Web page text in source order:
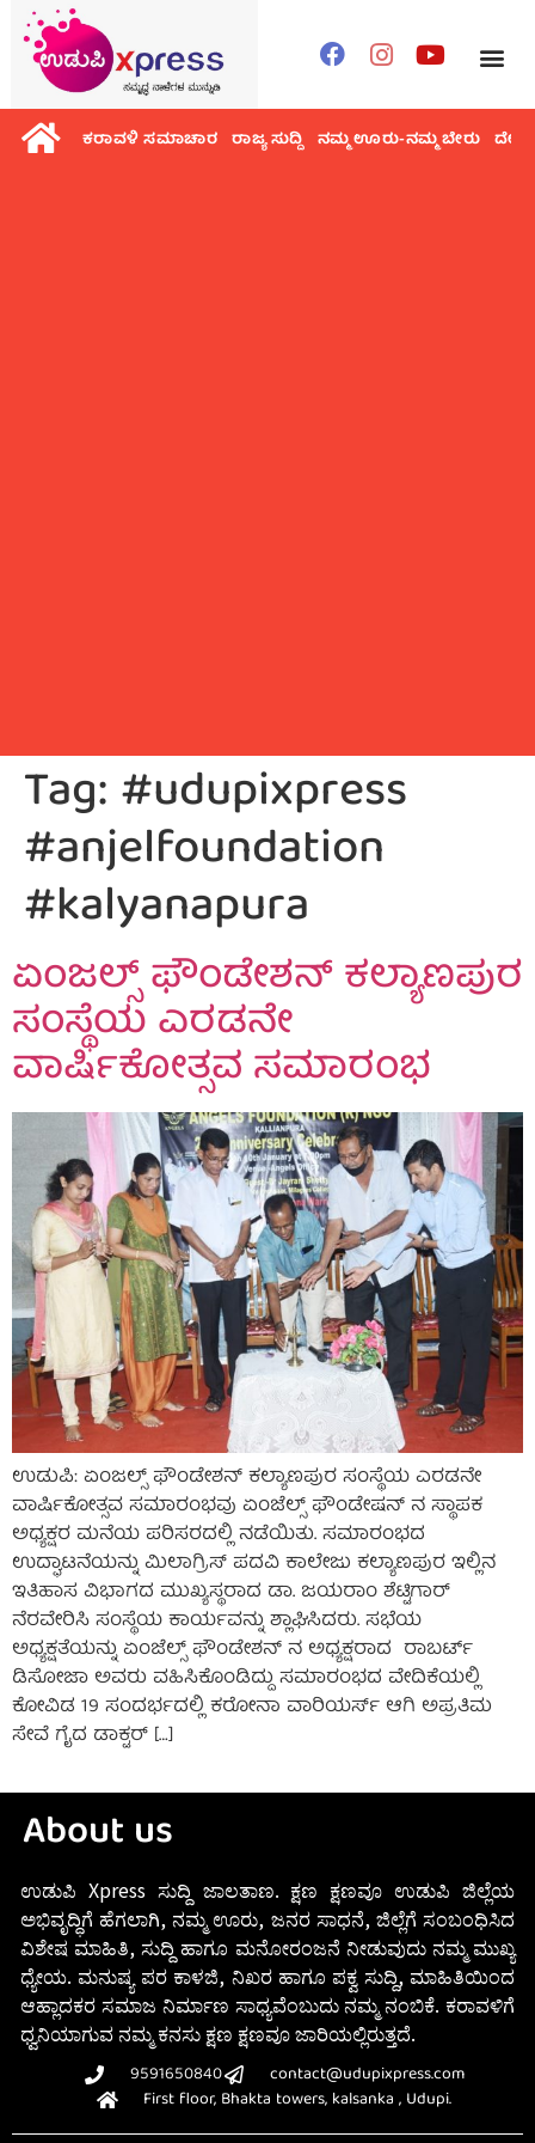
ಕರಾವಳಿ ಸಮಾಚಾರ ರಾಜ್ಯ ಸುದ್ದಿ ನಮ್ಮ ಊರು-ನಮ್ಮ ಬೇರು ದೇಶ
Tag:#udupixpress
#anjelfoundation
#kalyanapura
ಏಂಜಲ್ಸ್ ಫೌಂಡೇಶನ್ ಕಲ್ಯಾಣಪುರ
ಸಂಸ್ಥೆಯ ಎರಡನೇ
ವಾರ್ಷಿಕೋತ್ಸವ ಸಮಾರಂಭ
ಉಡುಪಿ: ಏಂಜಲ್ಸ್ ಫೌಂಡೇಶನ್ ಕಲ್ಯಾಣಪುರ ಸಂಸ್ಥೆಯ ಎರಡನೇ
ವಾರ್ಷಿಕೋತ್ಸವ ಸಮಾರಂಭವು ಏಂಜೆಲ್ಸ್ ಫೌಂಡೇಷನ್ ನ ಸ್ಥಾಪಕ
ಅಧ್ಯಕ್ಷರ ಮನೆಯ ಪರಿಸರದಲ್ಲಿ ನಡೆಯಿತು. ಸಮಾರಂಭದ
ಉದ್ಘಾಟನೆಯನ್ನು ಮಿಲಾಗ್ರಿಸ್ ಪದವಿ ಕಾಲೇಜು ಕಲ್ಯಾಣಪುರ ಇಲ್ಲಿನ
ಇತಿಹಾಸ ವಿಭಾಗದ ಮುಖ್ಯಸ್ಥರಾದ ಡಾ. ಜಯರಾಂ ಶೆಟ್ಟಿಗಾರ್
ನೆರವೇರಿಸಿ ಸಂಸ್ಥೆಯ ಕಾರ್ಯವನ್ನು ಶ್ಲಾಘಿಸಿದರು. ಸಭೆಯ
ಅಧ್ಯಕ್ಷತೆಯನ್ನು ಏಂಜೆಲ್ಸ್ ಫೌಂಡೇಶನ್ ನ ಅಧ್ಯಕ್ಷರಾದ ರಾಬರ್ಟ್
ಡಿಸೋಜಾ ಅವರು ವಹಿಸಿಕೊಂಡಿದ್ದು ಸಮಾರಂಭದ ವೇದಿಕೆಯಲ್ಲಿ
ಕೋವಿಡ 19 ಸಂದರ್ಭದಲ್ಲಿ ಕರೋನಾ ವಾರಿಯರ್ಸ್ ಆಗಿ ಅಪ್ರತಿಮ
ಸೇವೆ ಗೈದ ಡಾಕ್ಟರ್ […]
About us
ಉಡುಪಿ Xpress ಸುದ್ದಿ ಜಾಲತಾಣ. ಕ್ಷಣ ಕ್ಷಣವೂ ಉಡುಪಿ ಜಿಲ್ಲೆಯ
ಅಭಿವೃದ್ಧಿಗೆ ಹೆಗಲಾಗಿ, ನಮ್ಮ ಊರು, ಜನರ ಸಾಧನೆ, ಜಿಲ್ಲೆಗೆ ಸಂಬಂಧಿಸಿದ
ವಿಶೇಷ ಮಾಹಿತಿ, ಸುದ್ದಿ ಹಾಗೂ ಮನೋರಂಜನೆ ನೀಡುವುದು ನಮ್ಮ ಮುಖ್ಯ
ಧ್ಯೇಯ. ಮನುಷ್ಯ ಪರ ಕಾಳಜಿ, ನಿಖರ ಹಾಗೂ ಪಕ್ವ ಸುದ್ದಿ, ಮಾಹಿತಿಯಿಂದ
ಆಹ್ಲಾದಕರ ಸಮಾಜ ನಿರ್ಮಾಣ ಸಾಧ್ಯವೆಂಬುದು ನಮ್ಮ ನಂಬಿಕೆ. ಕರಾವಳಿಗೆ
ಧ್ವನಿಯಾಗುವ ನಮ್ಮ ಕನಸು ಕ್ಷಣ ಕ್ಷಣವೂ ಜಾರಿಯಲ್ಲಿರುತ್ತದೆ.
9591650840
contact@udupixpress.com
First floor, Bhakta towers, kalsanka , Udupi.